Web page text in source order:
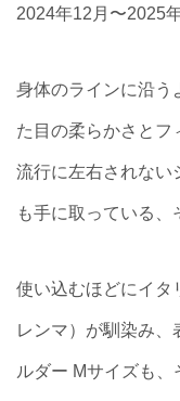
2024年12月〜2025年
身体のラインに沿う
た目の柔らかさとフ
流行に左右されない
も手に取っている、
使い込むほどにイタ
レンマ）が馴染み、
ルダー Mサイズも